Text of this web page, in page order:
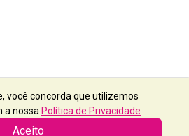
você concorda que utilizemos
a nossa Política de Privacidade
Aceito